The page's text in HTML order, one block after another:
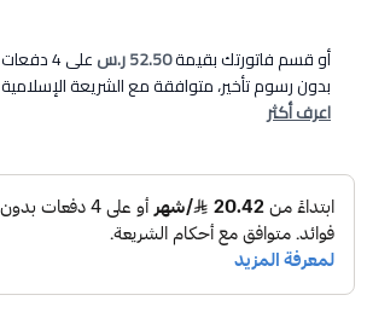
أو قسم فاتورتك بقيمة52.50 ر.س على4دفعات
بدون رسوم تأخير، متوافقة مع الشريعة الإسلامية
اعرف أكثر